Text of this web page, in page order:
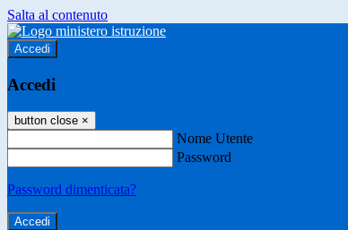
Salta al contenuto
Accedi
Accedi
button close ×
Nome Utente
Password
Password dimenticata?